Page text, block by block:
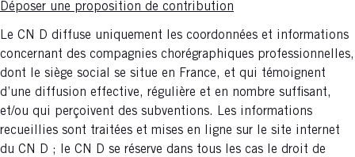
Déposer une proposition de contribution
Le CN D diffuse uniquement les coordonnées et informations
concernant des compagnies chorégraphiques professionnelles,
dont le siège social se situe en France, et qui témoignent
d’une diffusion effective, régulière et en nombre suffisant,
et/ou qui perçoivent des subventions. Les informations
recueillies sont traitées et mises en ligne sur le site internet
du CN D ; le CN D se réserve dans tous les cas le droit de